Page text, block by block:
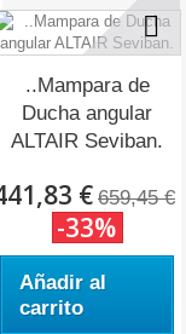
..Mampara de
Ducha angular
ALTAIR Seviban.
€ 659,45 €
-33%
Añadir al
carrito